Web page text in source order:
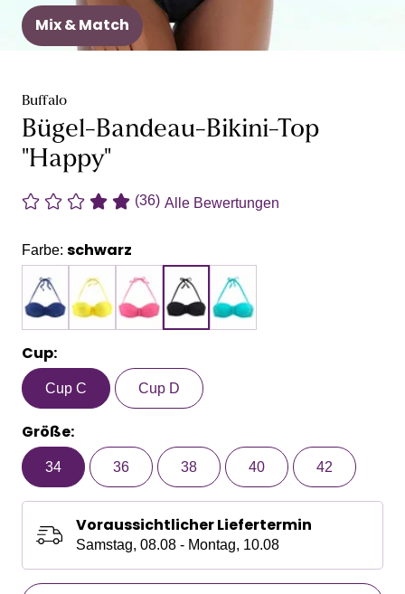
Mix & Match
Buffalo
Bügel-Bandeau-Bikini-Top
"Happy"
(36) Alle Bewertungen
Farbe: schwarz
Cup:
Cup C Cup D
Größe:
34 36 38 40 42
Voraussichtlicher Liefertermin
Samstag, 08.08 - Montag, 10.08